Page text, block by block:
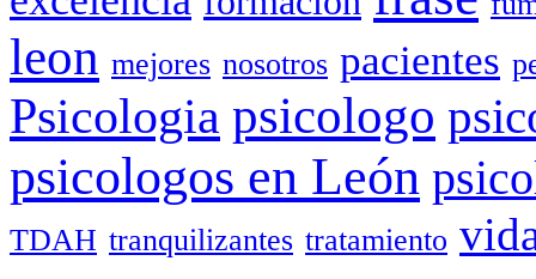
leon mejores nosotros pacientes
Psicologia psicologo
psicologos en León
TDAH tranquilizantes tratamiento